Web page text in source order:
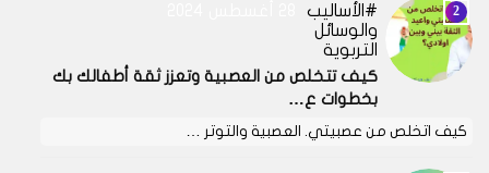
الأساليب
والوسائل
التربوية
كيف تتخلص من العصبية وتعزز ثقة أطفالك بك
بخطوات ع…
كيف اتخلص من عصبيتي. العصبية والتوتر …